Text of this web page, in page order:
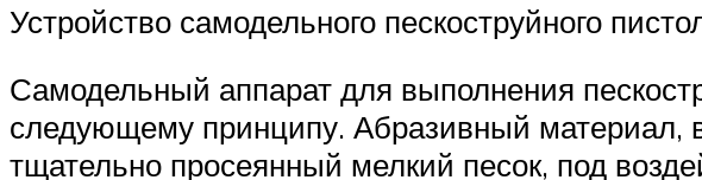
Устройство самодельного пескоструйного
Самодельный аппарат для выполнения
следующему принципу. Абразивный материал,
тщательно просеянный мелкий песок, под